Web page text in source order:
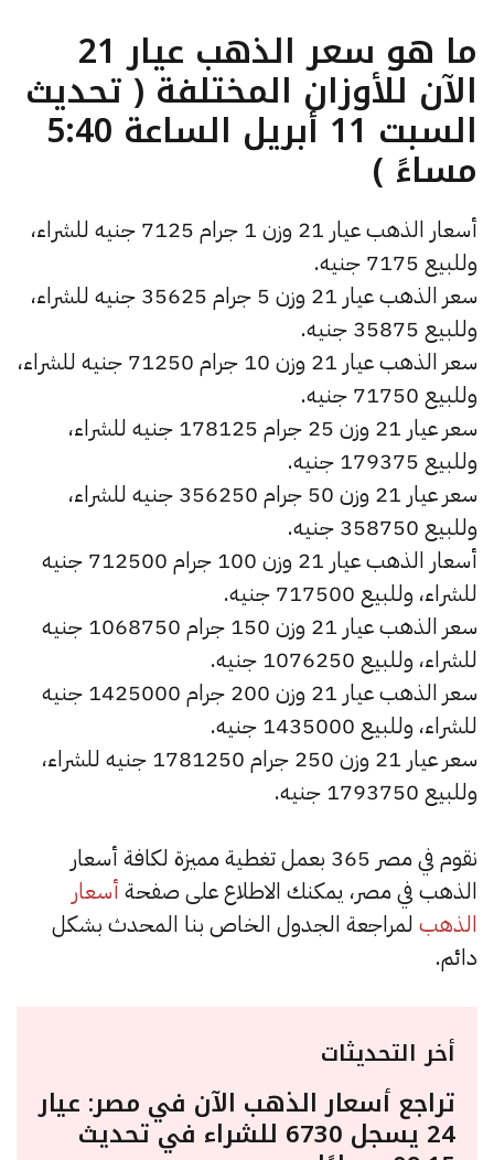
ما هو سعر الذهب عيار 21
الآن للأوزان المختلفة ( تحديث
السبت 11 أبريل الساعة 5:40
مساءً )
أسعار الذهب عيار 21 وزن 1 جرام 7125 جنيه للشراء،
وللبيع 7175 جنيه.
سعر الذهب عيار 21 وزن 5 جرام 35625 جنيه للشراء،
وللبيع 35875 جنيه.
سعر الذهب عيار 21 وزن 10 جرام 71250 جنيه للشراء،
وللبيع 71750 جنيه.
سعر عيار 21 وزن 25 جرام 178125 جنيه للشراء،
وللبيع 179375 جنيه.
سعر عيار 21 وزن 50 جرام 356250 جنيه للشراء،
وللبيع 358750 جنيه.
أسعار الذهب عيار 21 وزن 100 جرام 712500 جنيه
للشراء، وللبيع 717500 جنيه.
سعر الذهب عيار 21 وزن 150 جرام 1068750 جنيه
للشراء، وللبيع 1076250 جنيه.
سعر الذهب عيار 21 وزن 200 جرام 1425000 جنيه
للشراء، وللبيع 1435000 جنيه.
سعر عيار 21 وزن 250 جرام 1781250 جنيه للشراء،
وللبيع 1793750 جنيه.
نقوم في مصر 365 بعمل تغطية مميزة لكافة أسعار
الذهب في مصر، يمكنك الاطلاع على صفحة أسعار
الذهب لمراجعة الجدول الخاص بنا المحدث بشكل
دائم.
أخر التحديثات
تراجع أسعار الذهب الآن في مصر: عيار
24 يسجل 6730 للشراء في تحديث